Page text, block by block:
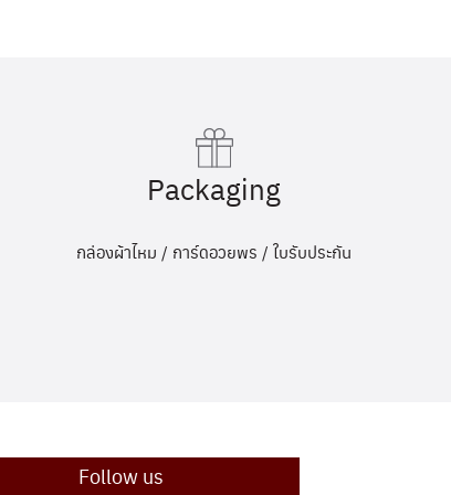
Packaging
กล่องผ้าไหม / การ์ดอวยพร / ใบรับประกัน
Follow us